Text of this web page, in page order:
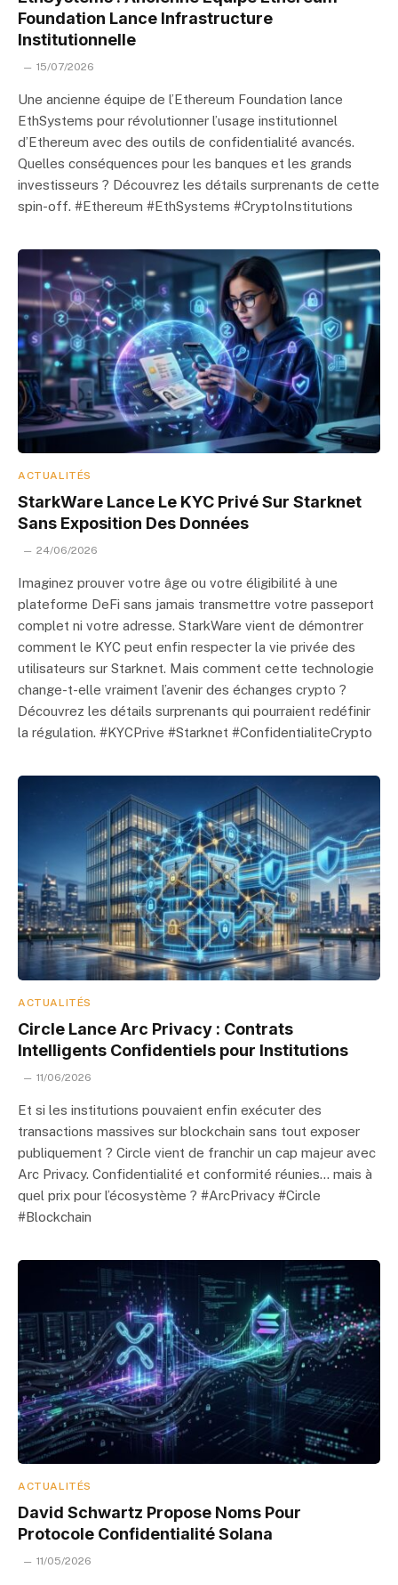
Foundation Lance Infrastructure
Institutionnelle
15/07/2026
Une ancienne équipe de l’Ethereum Foundation lance
EthSystems pour révolutionner l’usage institutionnel
d’Ethereum avec des outils de confidentialité avancés.
Quelles conséquences pour les banques et les grands
investisseurs ? Découvrez les détails surprenants de cette
spin-off. #Ethereum #EthSystems #CryptoInstitutions
ACTUALITÉS
StarkWare Lance Le KYC Privé Sur Starknet
Sans Exposition Des Données
24/06/2026
Imaginez prouver votre âge ou votre éligibilité à une
plateforme DeFi sans jamais transmettre votre passeport
complet ni votre adresse. StarkWare vient de démontrer
comment le KYC peut enfin respecter la vie privée des
utilisateurs sur Starknet. Mais comment cette technologie
change-t-elle vraiment l’avenir des échanges crypto ?
Découvrez les détails surprenants qui pourraient redéfinir
la régulation. #KYCPrive #Starknet #ConfidentialiteCrypto
ACTUALITÉS
Circle Lance Arc Privacy : Contrats
Intelligents Confidentiels pour Institutions
11/06/2026
Et si les institutions pouvaient enfin exécuter des
transactions massives sur blockchain sans tout exposer
publiquement ? Circle vient de franchir un cap majeur avec
Arc Privacy. Confidentialité et conformité réunies… mais à
quel prix pour l’écosystème ? #ArcPrivacy #Circle
#Blockchain
ACTUALITÉS
David Schwartz Propose Noms Pour
Protocole Confidentialité Solana
11/05/2026